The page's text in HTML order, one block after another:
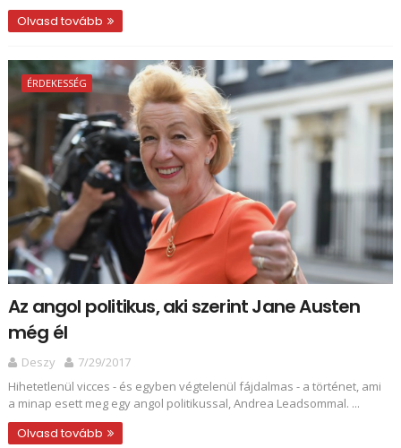
Olvasd tovább
ÉRDEKESSÉG
Az angol politikus, aki szerint Jane Austen
még él
Deszy
7/29/2017
Hihetetlenül vicces - és egyben végtelenül fájdalmas - a történet, ami
a minap esett meg egy angol politikussal, Andrea Leadsommal. ...
Olvasd tovább